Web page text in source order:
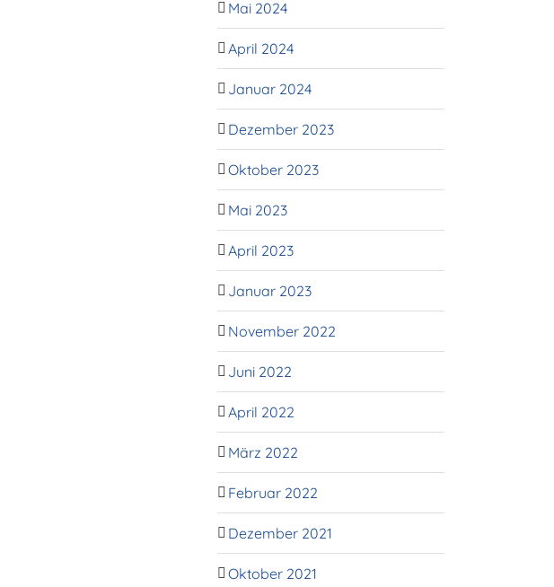
Mai 2024
April 2024
Januar 2024
Dezember 2023
Oktober 2023
Mai 2023
April 2023
Januar 2023
November 2022
Juni 2022
April 2022
März 2022
Februar 2022
Dezember 2021
Oktober 2021